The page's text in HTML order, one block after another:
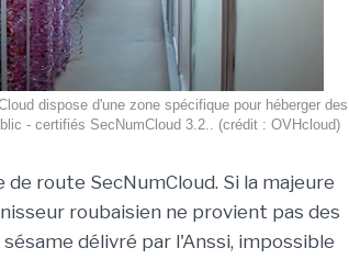
dispose d'une zone spécifique pour héberger des
- certifiés SecNumCloud 3.2.. (crédit : OVHcloud)
de route SecNumCloud. Si la majeure
roubaisien ne provient pas des
délivré par l'Anssi, impossible